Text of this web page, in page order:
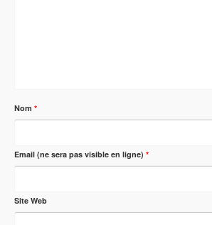
Nom *
Email (ne sera pas visible en ligne) *
Site Web